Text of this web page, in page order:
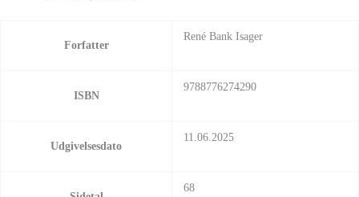
Forfatter
René Bank Isager
ISBN
9788776274290
Udgivelsesdato
11.06.2025
68